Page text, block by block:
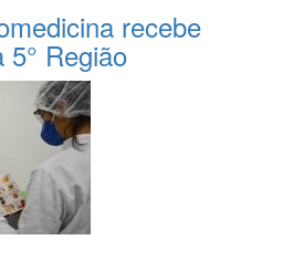
recebe
5° Região